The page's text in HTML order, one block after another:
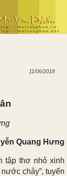
11/06/2018
Quang Hưng
tập thơ nhỏ xinh
chảy”, tuyển